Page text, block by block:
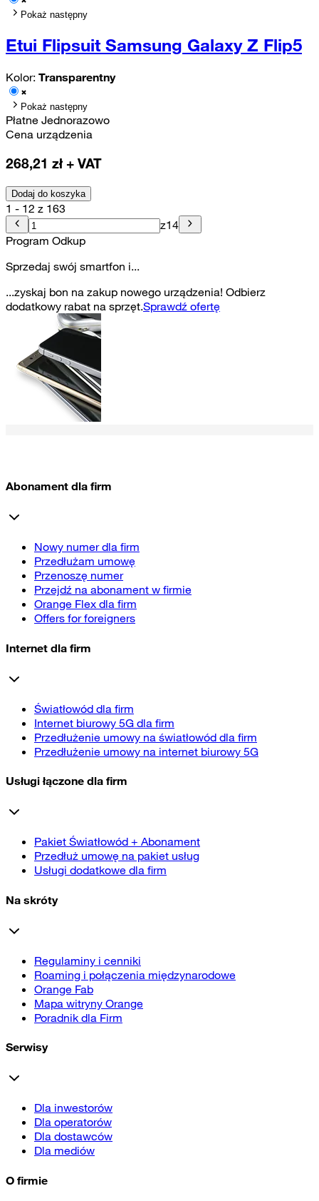
Pokaż następny
Etui Flipsuit Samsung Galaxy Z Flip5
Kolor: Transparentny
Pokaż następny
Płatne Jednorazowo
Cena urządzenia
268,21 zł + VAT
Dodaj do koszyka
1 - 12 z 163
z14
Program Odkup
Sprzedaj swój smartfon i...
...zyskaj bon na zakup nowego urządzenia! Odbierz
dodatkowy rabat na sprzęt.Sprawdź ofertę
Abonament dla firm
Nowy numer dla firm
Przedłużam umowę
Przenoszę numer
Przejdź na abonament w firmie
Orange Flex dla firm
Offers for foreigners
Internet dla firm
Światłowód dla firm
Internet biurowy 5G dla firm
Przedłużenie umowy na światłowód dla firm
Przedłużenie umowy na internet biurowy 5G
Usługi łączone dla firm
Pakiet Światłowód + Abonament
Przedłuż umowę na pakiet usług
Usługi dodatkowe dla firm
Na skróty
Regulaminy i cenniki
Roaming i połączenia międzynarodowe
Orange Fab
Mapa witryny Orange
Poradnik dla Firm
Serwisy
Dla inwestorów
Dla operatorów
Dla dostawców
Dla mediów
O firmie